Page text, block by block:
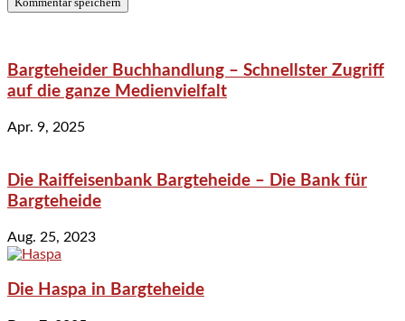
Bargteheider Buchhandlung – Schnellster Zugriff
auf die ganze Medienvielfalt
Apr. 9, 2025
Die Raiffeisenbank Bargteheide – Die Bank für
Bargteheide
Aug. 25, 2023
Die Haspa in Bargteheide